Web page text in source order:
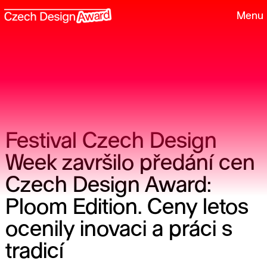
Menu
Festival Czech Design
Week završilo předání cen
Czech Design Award:
Ploom Edition. Ceny letos
ocenily inovaci a práci s
tradicí